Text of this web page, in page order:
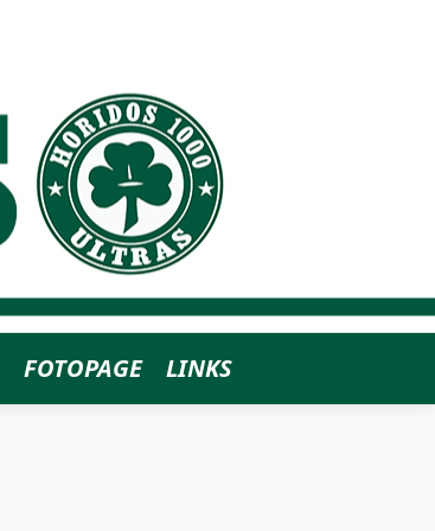
FOTOPAGE LINKS